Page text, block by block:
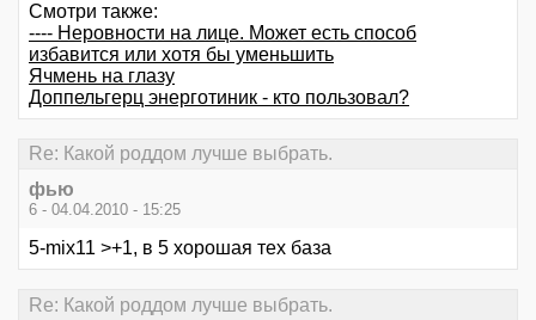
Смотри также:
---- Неровности на лице. Может есть способ
избавится или хотя бы уменьшить
Ячмень на глазу
Доппельгерц энерготиник - кто пользовал?
Re: Какой роддом лучше выбрать.
фью
6 - 04.04.2010 - 15:25
5-mix11 >+1, в 5 хорошая тех база
Re: Какой роддом лучше выбрать.